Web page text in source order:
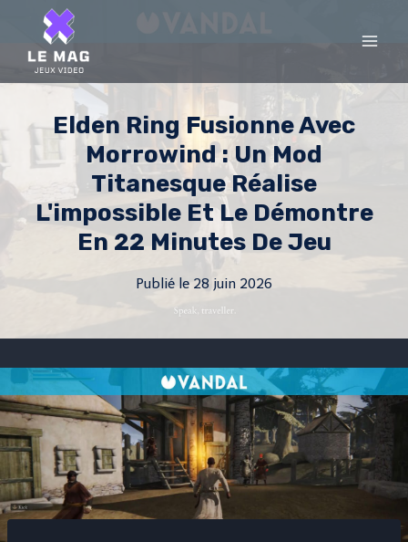
content
Elden Ring Fusionne Avec
Morrowind : Un Mod
Titanesque Réalise
L'impossible Et Le Démontre
En 22 Minutes De Jeu
Publié le 28 juin 2026